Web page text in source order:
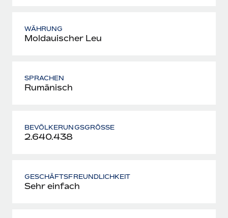
WÄHRUNG
Moldauischer Leu
SPRACHEN
Rumänisch
BEVÖLKERUNGSGRÖSSE
2.640.438
GESCHÄFTSFREUNDLICHKEIT
Sehr einfach